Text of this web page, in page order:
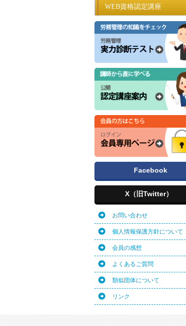
WEB資格認定講座
Facebook
X（旧Twitter）
お問い合わせ
個人情報保護方針について
会員の感想
よくあるご質問
類似団体について
リンク